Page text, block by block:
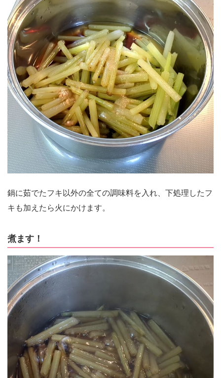
鍋に茹でたフキ以外の全ての調味料を入れ、下処理したフ
キも加えたら火にかけます。
煮ます！